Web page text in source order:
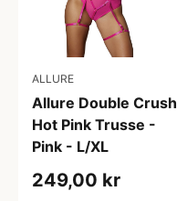
ALLURE
Allure Double Crush
Hot Pink Trusse -
Pink - L/XL
249,00 kr